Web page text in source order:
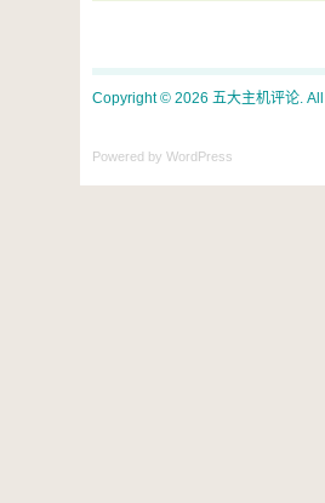
Copyright © 2026 五大主机评论.
Powered by WordPress